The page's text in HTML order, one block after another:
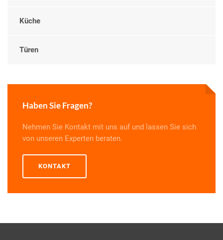
Küche
Türen
Haben Sie Fragen?
Nehmen Sie Kontakt mit uns auf und lassen Sie sich
von unseren Experten beraten.
KONTAKT